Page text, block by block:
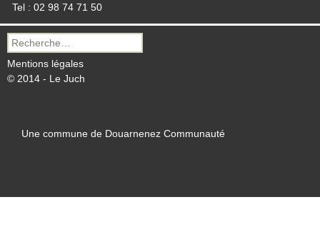
Tel : 02 98 74 71 50
Recherche
pour :
Mentions légales
© 2014 - Le Juch
Une commune de Douarnenez Communauté